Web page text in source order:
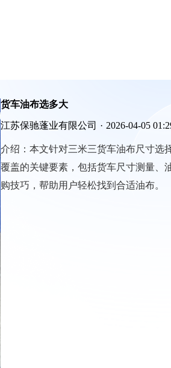
货车油布选多大
江苏保驰蓬业有限公司 · 2026-04-05
介绍： 本文针对三米三货车油布尺寸选
覆盖的关键要素，包括货车尺寸测量、
购技巧，帮助用户轻松找到合适油布。